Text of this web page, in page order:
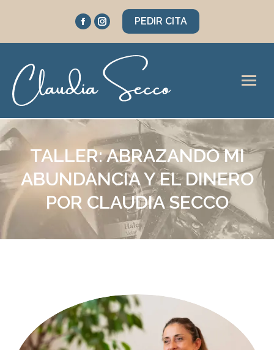
Facebook
new
window
Instagram
page
opens
in
new
window
PEDIR CITA
TALLER: ABRAZANDO MI
ABUNDANCIA Y EL DINERO
POR CLAUDIA SECCO